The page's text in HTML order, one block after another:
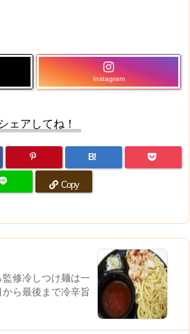
Instagram
シェアしてね！
B!
Copy
修冷しつけ麺は一
から最後まで冷辛旨